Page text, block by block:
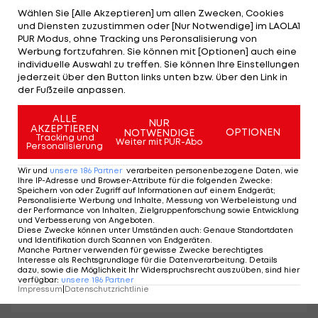
Spielorte und Stadien der
Gruppe I
Ort Stadion
New Jersey
New York New Jersey
Stadium (MetLife
Stadium)
82.500
Philadelphia
Philadelphia Stadium
(Lincoln Financial
Field)
69.000
Boston
Boston Stadium
65.000
Wählen Sie [Alle Akzeptieren] um allen Zwecken, Cookies
und Diensten zuzustimmen oder [Nur Notwendige] im LAOLA1
PUR Modus, ohne Tracking uns Peronsalisierung von
Werbung fortzufahren. Sie können mit [Optionen] auch eine
individuelle Auswahl zu treffen. Sie können Ihre Einstellungen
jederzeit über den Button links unten bzw. über den Link in
der Fußzeile anpassen.
ALLE
AKZEPTIEREN
Tracking und
Personalisierung
NUR
NOTWENDIGE
Weiter mit PUR-Abo
OPTIONEN
Wir und unsere 186 Partner verarbeiten personenbezogene Daten, wie
Ihre IP-Adresse und Browser-Attribute für die folgenden Zwecke:
Speichern von oder Zugriff auf Informationen auf einem Endgerät;
Personalisierte Werbung und Inhalte, Messung von Werbeleistung und
der Performance von Inhalten, Zielgruppenforschung sowie Entwicklung
und Verbesserung von Angeboten
Diese Zwecke können unter Umständen auch: Genaue Standortdaten
und Identifikation durch Scannen von Endgeräten
Manche Partner verwenden für gewisse Zwecke berechtigtes
Interesse als Rechtsgrundlage für die Datenverarbeitung. Details
dazu, sowie die Möglichkeit Ihr Widerspruchsrecht auszuüben, sind hier
verfügbar: unsere 186 Partner
Impressum|Datenschutzrichtlinie